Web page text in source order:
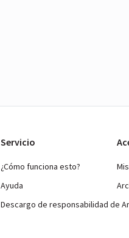
Servicio
¿Cómo funciona esto?
Ayuda
Descargo de responsabilidad de